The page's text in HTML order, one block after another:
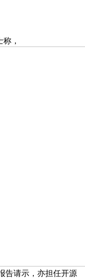
，
告请示，亦担任开源